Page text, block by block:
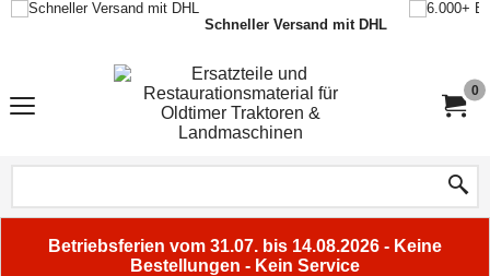
Schneller Versand mit DHL
0
Betriebsferien vom 31.07. bis 14.08.2026 - Keine
Bestellungen - Kein Service